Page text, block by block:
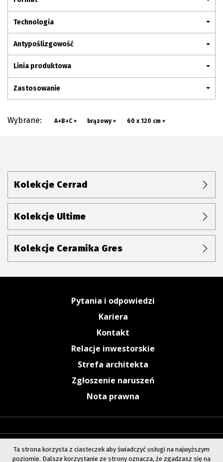
Technologia
Antypoślizgowość
Linia produktowa
Zastosowanie
Wybrane: A+B+C × brązowy × 60 x 120 cm ×
Kolekcje Cerrad
Kolekcje Ultime
Kolekcje Ceramika Gres
Pytania i odpowiedzi
Kariera
Kontakt
Relacje inwestorskie
Strefa architekta
Zgłoszenie naruszeń
Nota prawna
Ta strona korzysta z ciasteczek aby świadczyć usługi na najwyższym
poziomie. Dalsze korzystanie ze strony oznacza, że zgadzasz się na